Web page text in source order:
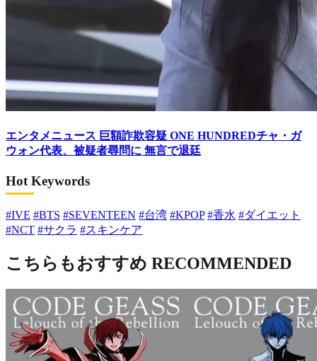
エンタメニュース 巨額詐欺容疑 ONE HUNDREDチャ・ガ
ウォン代表、被疑者尋問に 無言で退廷
Hot Keywords
#IVE #BTS #SEVENTEEN #台湾 #KPOP #香水 #ダイエット
#NCT #サクラ #スキンケア
こちらもおすすめ RECOMMENDED